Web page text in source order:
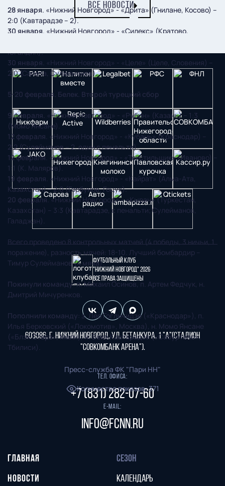
28 января. «Нижний Новгород» - «Дрита» (Гнилане, Косово) –
2:0 (Кавтарадзе – 2).
30 января. «Нижний Новгород» - «Силекс» (Кратово,
Югалдин).
30 января . «Нижний Новгород» - «Целе» (Целе, Словения) –
2:0 (Сапета, Сулейманов).
5-20 февраля. Белек. Второй турецкий сбор
9 февраля. «Нижний Новгород» - «Рубин» (Казань) – 1:3
(Момо Янсане).
12 февраля . «Нижний Новгород» - «Кубань» (Краснодар) –
2:2 (Сулейманов – 2, один с пенальти).
12 февраля . «Нижний Новгород» - «Текстильщик» (Иваново) –
1:1 (К. Маляров).
19 февраля . «Нижний Новгород» - «Кайрат» (Алма-Ата,
Казахстан) – 2:0 (Горбунов, Гоцук).
20 февраля. «Нижний Новгород» - «Кыран» (Туркестан,
Казахстан) – 3:3 (Кавтарадзе, с пенальти; Сулейманов,
Галаджан).
Всего проведено 8 контрольных матчей (4 победы, 3 ничьи, 1
поражение), разность мячей: 18-10. Лучший бомбардир –
Тимур Сулейманов (4 мяча).
Покинули команду: п. Михаил Осинов, п. Артем Федчук, н.
Дмитрий Мичуренков.
Пополнили команду: з. Лео Гогличидзе («Краснодар»), п.
Илья Берковский («Локомотив», Москва), н. Момо Янсане
(«Блэк Старз», Мали), н. Бека Кавтарадзе («Сабуртало»,
Тбилиси).
Пресс-служба ФК "Пари НН"
Количество показов:371
ВСЕ НОВОСТИ
Футбольный клуб
"Нижний Новгород" 2026
Все права защищены
603086, г. Нижний Новгород, ул. Бетанкура, 1 "А"(стадион
"СОВКОМБАНК АРЕНА").
Тел. офиса:
+7 (831) 282-07-60
E-mail:
info@fcnn.ru
ГЛАВНАЯ
НОВОСТИ
СЕЗОН
КАЛЕНДАРЬ